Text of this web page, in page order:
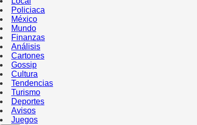
Policiaca
México
Mundo
Finanzas
Análisis
Cartones
Gossip
Cultura
Tendencias
Turismo
Deportes
Avisos
Juegos